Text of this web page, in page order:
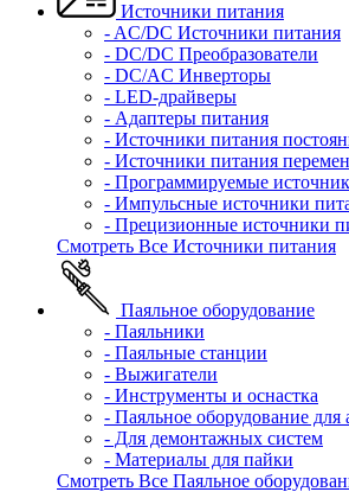
Источники питания
- AC/DC Источники питания
- DC/DC Преобразователи
- DC/AC Инверторы
- LED-драйверы
- Адаптеры питания
- Источники питания
- Источники питания
- Программируемые
- Импульсные источники
- Прецизионные источники
Смотреть Все Источники питания
Паяльное оборудование
- Паяльники
- Паяльные станции
- Выжигатели
- Инструменты и оснастка
- Паяльное оборудование для
- Для демонтажных систем
- Материалы для пайки
Смотреть Все Паяльное